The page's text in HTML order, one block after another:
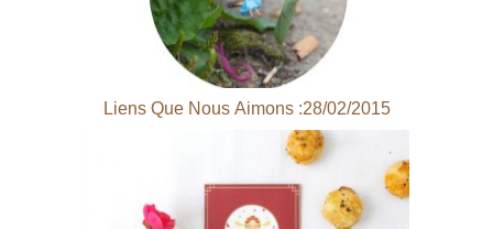
Liens Que Nous Aimons :28/02/2015